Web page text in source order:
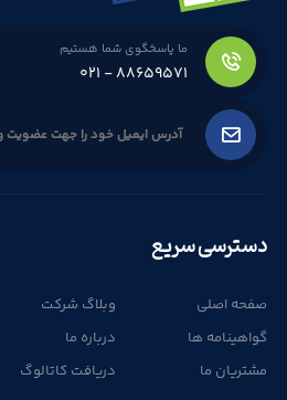
ما پاسخگوی شما هستیم
۰۲۱ - ۸۸۶۵۹۵۷۱
دسترسی سریع
صفحه اصلی وبلاگ شرکت
گواهینامه ها
درباره ما
مشتریان ما
دریافت کاتالوگ